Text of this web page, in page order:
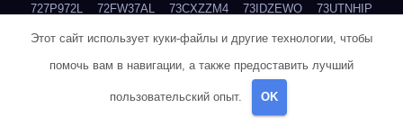
727P972L 72FW37AL 73CXZZM4 73IDZEWO 73UTNHIP
73VKAF4E 740HGIUK 745ACL1O 74DPJX4S 74DVDXRM
76BJGQ4F
Этот сайт использует куки-файлы и другие технологии, чтобы
помочь вам в навигации, а также предоставить лучший
пользовательский опыт. OK